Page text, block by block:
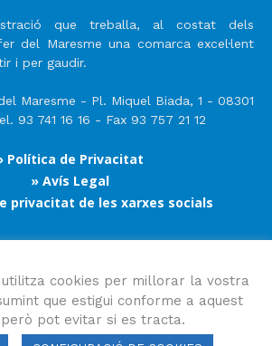
que treballa, al costat dels
del Maresme una comarca excel·lent
i per gaudir.
Maresme - Pl. Miquel Biada, 1 - 08301
93 741 16 16 - Fax 93 757 21 12
Política de Privacitat
» Avís Legal
privacitat de les xarxes socials
Segueix-nos
cookies per millorar la vostra
que estigui conforme a aquest
pot evitar si es tracta.